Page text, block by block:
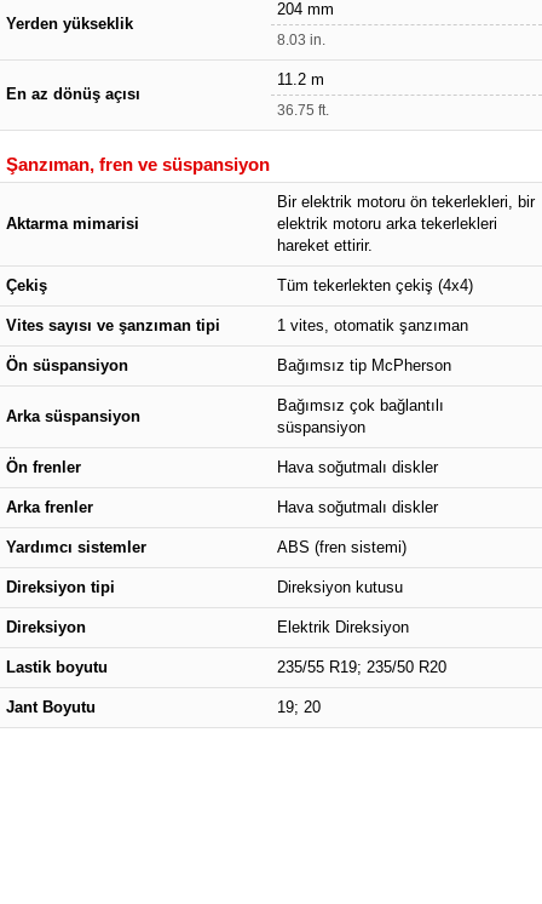
Yerden yükseklik
204 mm
8.03 in.
En az dönüş açısı
11.2 m
36.75 ft.
Şanzıman, fren ve süspansiyon
Aktarma mimarisi
Bir elektrik motoru ön tekerlekleri, bir
elektrik motoru arka tekerlekleri
hareket ettirir.
Çekiş Tüm tekerlekten çekiş (4x4)
Vites sayısı ve şanzıman tipi 1 vites, otomatik şanzıman
Ön süspansiyon Bağımsız tip McPherson
Arka süspansiyon
Bağımsız çok bağlantılı
süspansiyon
Ön frenler Hava soğutmalı diskler
Arka frenler Hava soğutmalı diskler
Yardımcı sistemler ABS (fren sistemi)
Direksiyon tipi Direksiyon kutusu
Direksiyon Elektrik Direksiyon
Lastik boyutu 235/55 R19; 235/50 R20
Jant Boyutu 19; 20